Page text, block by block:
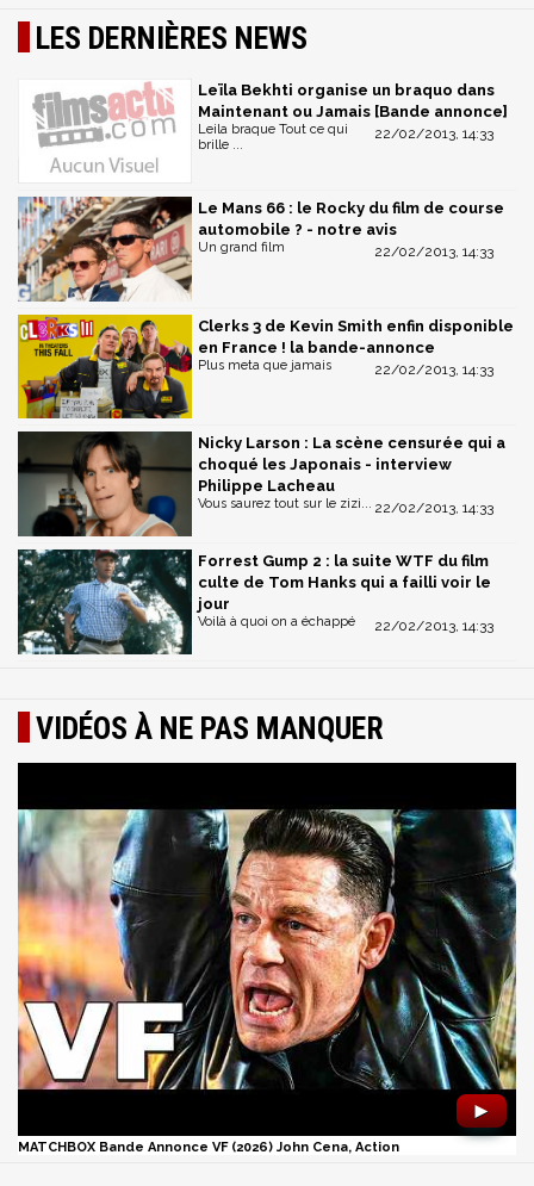
LES DERNIÈRES NEWS
Leïla Bekhti organise un braquo dans
Maintenant ou Jamais [Bande annonce]
22/02/2013, 14:33
Leila braque Tout ce qui
brille ...
Le Mans 66 : le Rocky du film de course
automobile ? - notre avis
22/02/2013, 14:33
Un grand film
Clerks 3 de Kevin Smith enfin disponible
en France ! la bande-annonce
22/02/2013, 14:33
Plus meta que jamais
Nicky Larson : La scène censurée qui a
choqué les Japonais - interview
Philippe Lacheau
22/02/2013, 14:33
Vous saurez tout sur le zizi...
Forrest Gump 2 : la suite WTF du film
culte de Tom Hanks qui a failli voir le
jour
22/02/2013, 14:33
Voilà à quoi on a échappé
VIDÉOS À NE PAS MANQUER
►
MATCHBOX Bande Annonce VF (2026) John Cena, Action